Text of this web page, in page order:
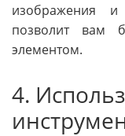
изображения и
позволит вам
элементом.
4.